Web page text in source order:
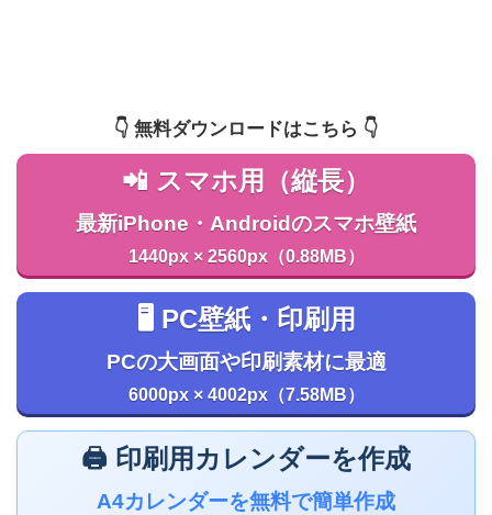
👇️ 無料ダウンロードはこちら 👇️
📲 スマホ用（縦長）
最新iPhone・Androidのスマホ壁紙
1440px × 2560px（0.88MB）
🖥️ PC壁紙・印刷用
PCの大画面や印刷素材に最適
6000px × 4002px（7.58MB）
🖨️ 印刷用カレンダーを作成
A4カレンダーを無料で簡単作成